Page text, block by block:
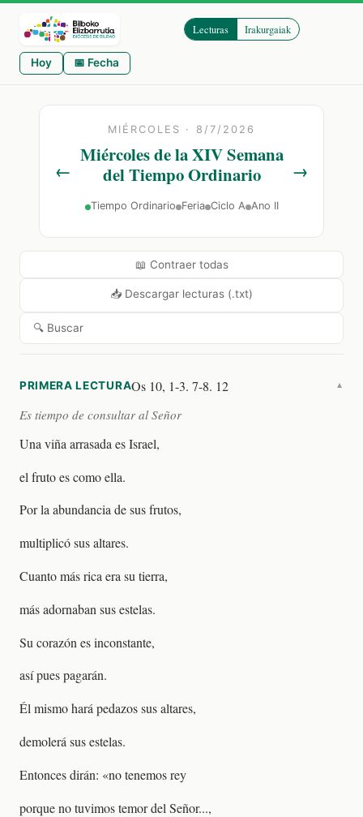
Lecturas Irakurgaiak
Hoy 📅 Fecha
← →
MIÉRCOLES · 8/7/2026
Miércoles de la XIV Semana
del Tiempo Ordinario
Tiempo Ordinario Feria Ciclo A Ano II
📖 Contraer todas
📥 Descargar lecturas (.txt)
🔍 Buscar
PRIMERA LECTURAOs 10, 1-3. 7-8. 12 ▼
Es tiempo de consultar al Señor
Una viña arrasada es Israel,
el fruto es como ella.
Por la abundancia de sus frutos,
multiplicó sus altares.
Cuanto más rica era su tierra,
más adornaban sus estelas.
Su corazón es inconstante,
así pues pagarán.
Él mismo hará pedazos sus altares,
demolerá sus estelas.
Entonces dirán: «no tenemos rey
porque no tuvimos temor del Señor...,